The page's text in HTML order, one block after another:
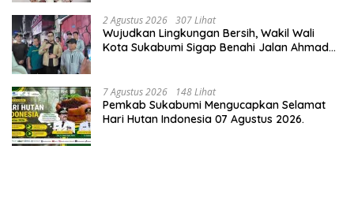
2 Agustus 2026 307 Lihat
Wujudkan Lingkungan Bersih, Wakil Wali
Kota Sukabumi Sigap Benahi Jalan Ahmad
7 Agustus 2026 148 Lihat
Pemkab Sukabumi Mengucapkan Selamat
Hari Hutan Indonesia 07 Agustus 2026.